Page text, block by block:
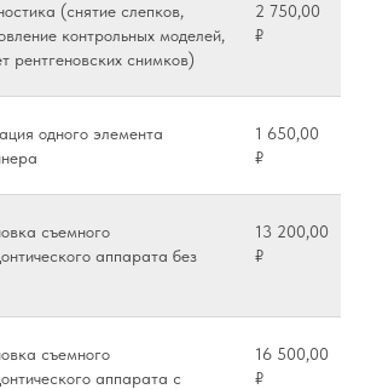
(снятие слепков,
контрольных моделей,
рентгеновских снимков)
2 750,00
₽
одного элемента
1 650,00
₽
съемного
аппарата без
13 200,00
₽
съемного
аппарата с
16 500,00
₽